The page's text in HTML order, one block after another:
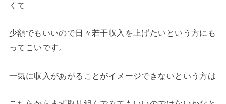
くて
少額でもいいので日々若干収入を上げたいという方にも
ってこいです。
一気に収入があがることがイメージできないという方は